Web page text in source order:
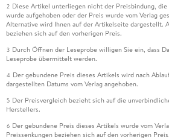
2 Diese Artikel unterliegen nicht der Preisbindung,
wurde aufgehoben oder der Preis wurde vom Verlag
Alternative wird Ihnen auf der Artikelseite dargestellt.
beziehen sich auf den vorherigen Preis.
3 Durch Öffnen der Leseprobe willigen Sie ein, dass
Leseprobe übermittelt werden.
4 Der gebundene Preis dieses Artikels wird nach
dargestellten Datums vom Verlag angehoben.
5 Der Preisvergleich bezieht sich auf die
Herstellers.
6 Der gebundene Preis dieses Artikels wurde vom
Preissenkungen beziehen sich auf den vorherigen Preis.